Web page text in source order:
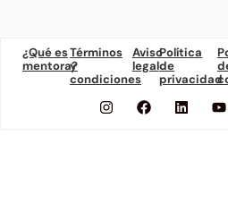
¿Qué es
mentora?
Términos
y
condiciones
Aviso
legal
Política
de
privacidad